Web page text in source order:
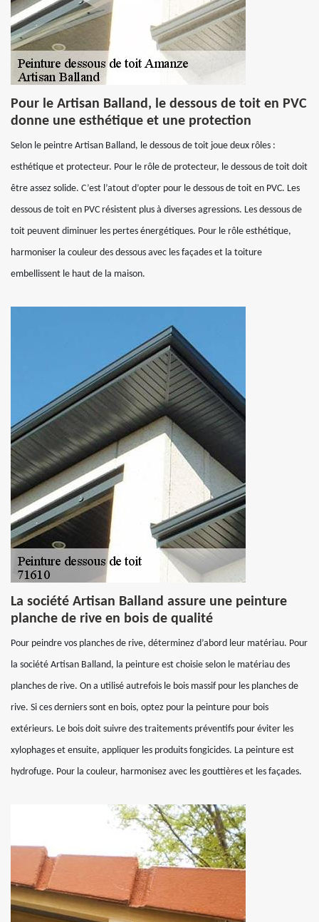
Pour le Artisan Balland, le dessous de toit en PVC
donne une esthétique et une protection
Selon le peintre Artisan Balland, le dessous de toit joue deux rôles :
esthétique et protecteur. Pour le rôle de protecteur, le dessous de toit doit
être assez solide. C’est l’atout d’opter pour le dessous de toit en PVC. Les
dessous de toit en PVC résistent plus à diverses agressions. Les dessous de
toit peuvent diminuer les pertes énergétiques. Pour le rôle esthétique,
harmoniser la couleur des dessous avec les façades et la toiture
embellissent le haut de la maison.
La société Artisan Balland assure une peinture
planche de rive en bois de qualité
Pour peindre vos planches de rive, déterminez d’abord leur matériau. Pour
la société Artisan Balland, la peinture est choisie selon le matériau des
planches de rive. On a utilisé autrefois le bois massif pour les planches de
rive. Si ces derniers sont en bois, optez pour la peinture pour bois
extérieurs. Le bois doit suivre des traitements préventifs pour éviter les
xylophages et ensuite, appliquer les produits fongicides. La peinture est
hydrofuge. Pour la couleur, harmonisez avec les gouttières et les façades.